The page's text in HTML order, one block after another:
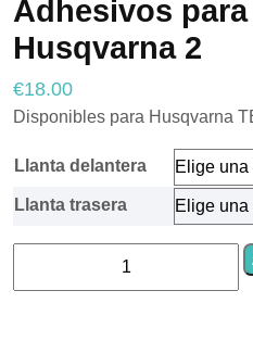
Adhesivos
Husqvarna 2
€18.00
Disponibles para Husqvarna
Llanta delantera
Llanta trasera
Necesarias
Estas
opcionales.
necesarias
funcione la